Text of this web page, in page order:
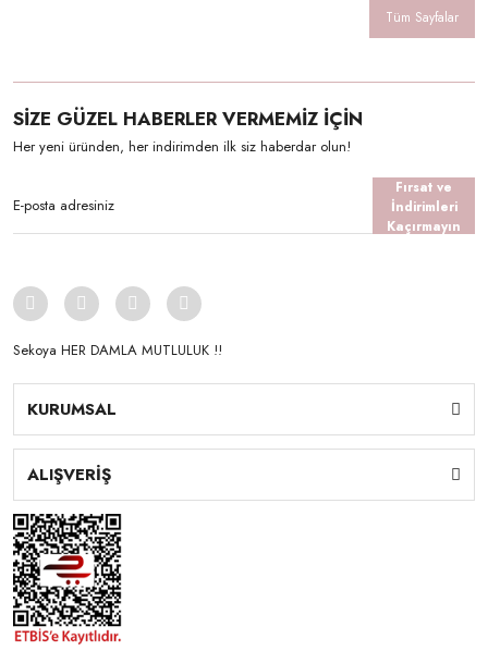
Tüm Sayfalar
SİZE GÜZEL HABERLER VERMEMİZ İÇİN
Her yeni üründen, her indirimden ilk siz haberdar olun!
Fırsat ve
İndirimleri
Kaçırmayın
Sekoya HER DAMLA MUTLULUK !!
KURUMSAL
ALIŞVERİŞ